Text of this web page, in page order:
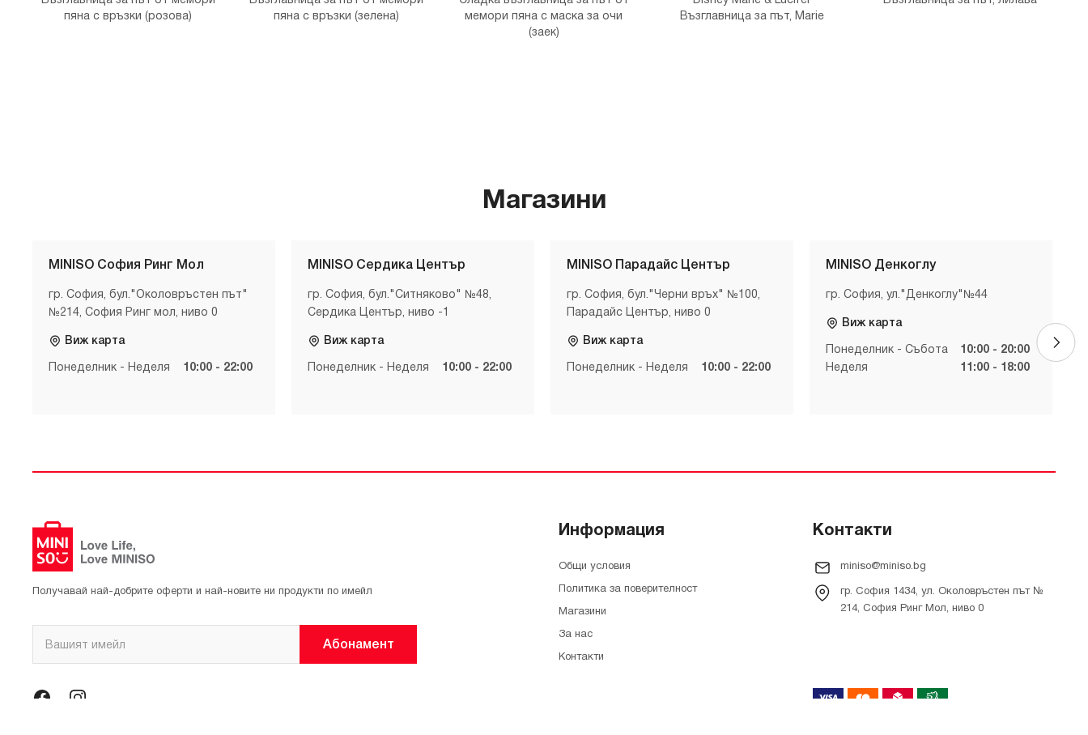
пяна с връзки (розова)
пяна с връзки (зелена)
мемори пяна с маска за очи
(заек)
Възглавница за път, Marie
Магазини
MINISO София Ринг Мол
гр. София, бул."Околовръстен път"
№214, София Ринг мол, ниво 0
Виж карта
Понеделник - Неделя 10:00 - 22:00
MINISO Сердика Център
гр. София, бул."Ситняково" №48,
Сердика Център, ниво -1
Виж карта
Понеделник - Неделя 10:00 - 22:00
MINISO Парадайс Център
гр. София, бул."Черни връх" №100,
Парадайс Център, ниво 0
Виж карта
Понеделник - Неделя 10:00 - 22:00
MINISO Денкоглу
гр. София, ул."Денкоглу"№44
Виж карта
Понеделник - Събота
10:00 - 20:00
Неделя
11:00 - 18:00
Получавай най-добрите оферти и най-новите ни продукти по имейл
Абонамент
Информация
Общи условия
Политика за поверителност
Магазини
За нас
Контакти
Контакти
miniso@miniso.bg
гр. София 1434, ул. Околовръстен път №
214, София Ринг Мол, ниво 0